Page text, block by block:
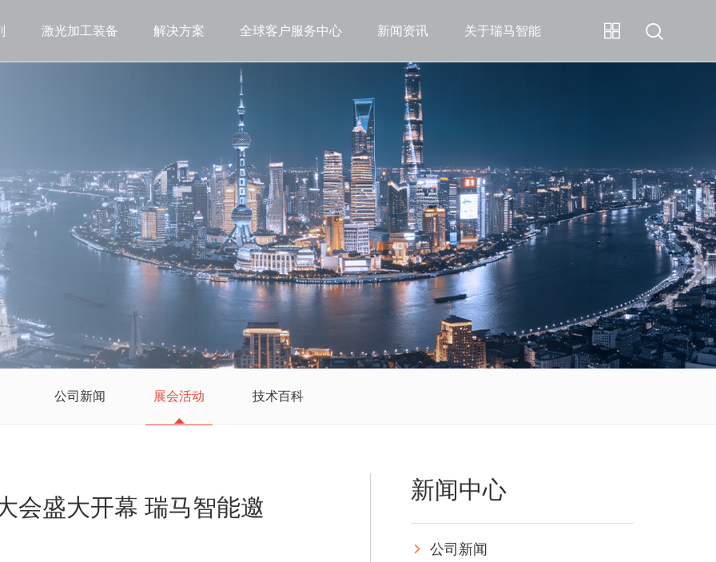
激光加工装备 解决方案 全球客户服务中心 新闻资讯 关于瑞马智能
公司新闻 展会活动 技术百科
会盛大开幕 瑞马智能邀
新闻中心
公司新闻